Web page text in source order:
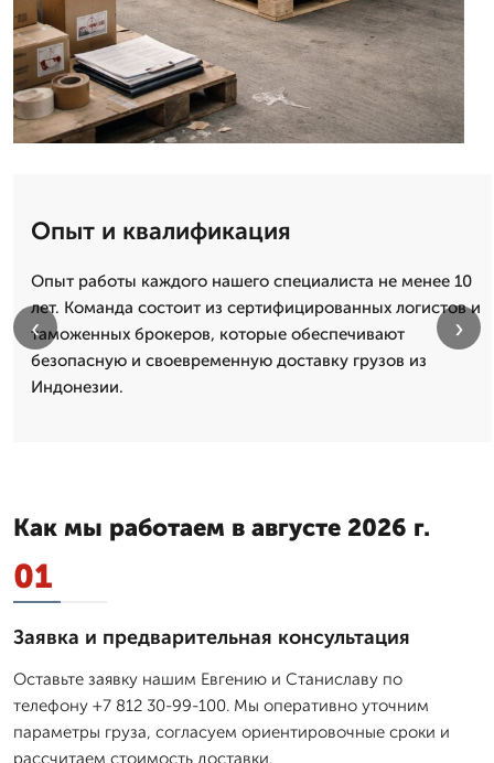
Опыт и квалификация
Опыт работы каждого нашего специалиста не менее 10
лет. Команда состоит из сертифицированных логистов и
таможенных брокеров, которые обеспечивают
безопасную и своевременную доставку грузов из
Индонезии.
‹ ›
Как мы работаем в августе 2026 г.
01
Заявка и предварительная консультация
Оставьте заявку нашим Евгению и Станиславу по
телефону +7 812 30-99-100. Мы оперативно уточним
параметры груза, согласуем ориентировочные сроки и
рассчитаем стоимость доставки.